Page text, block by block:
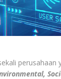
perusahaan